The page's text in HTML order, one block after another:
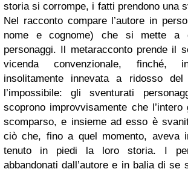
storia si corrompe, i fatti prendono una
Nel racconto compare l’autore in
nome e cognome) che si mette a
personaggi. Il metaracconto prende il
vicenda convenzionale, finché,
insolitamente innevata a ridosso del
l’impossibile: gli sventurati
scoprono improvvisamente che l’intero
scomparso, e insieme ad esso è
ciò che, fino a quel momento, aveva
tenuto in piedi la loro storia. I
abbandonati dall’autore e in balia di se